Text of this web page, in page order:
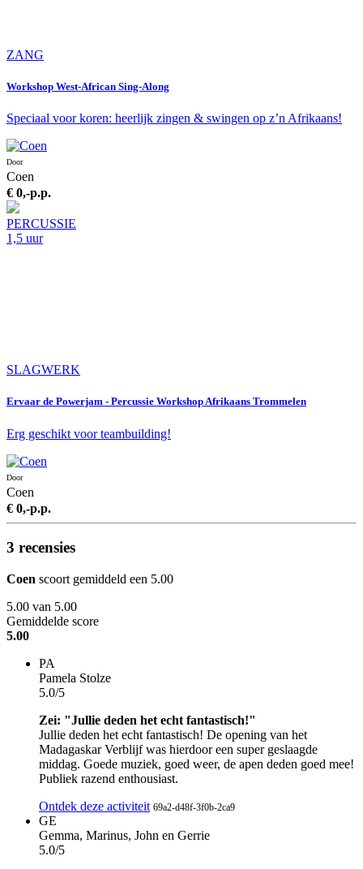
ZANG
Workshop West-African Sing-Along
Speciaal voor koren: heerlijk zingen & swingen op z’n Afrikaans!
Door
Coen
€ 0,-p.p.
PERCUSSIE
1,5 uur
SLAGWERK
Ervaar de Powerjam - Percussie Workshop Afrikaans Trommelen
Erg geschikt voor teambuilding!
Door
Coen
€ 0,-p.p.
3 recensies
Coen scoort gemiddeld een 5.00
5.00 van 5.00
Gemiddelde score
5.00
PA
Pamela Stolze
5.0/5
Zei: "Jullie deden het echt fantastisch!"
Jullie deden het echt fantastisch! De opening van het
Madagaskar Verblijf was hierdoor een super geslaagde
middag. Goede muziek, goed weer, de apen deden goed mee!
Publiek razend enthousiast.
Ontdek deze activiteit 69a2-d48f-3f0b-2ca9
GE
Gemma, Marinus, John en Gerrie
5.0/5